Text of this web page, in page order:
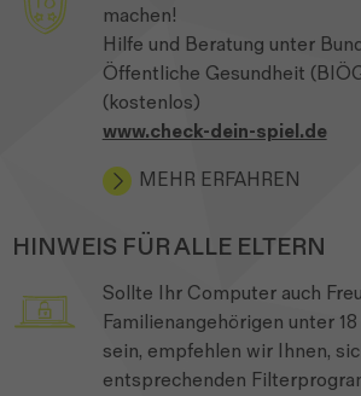
machen!
Hilfe und Beratung unter
Öffentliche Gesundheit
(kostenlos)
www.check-dein-spiel.de
MEHR ERFAHREN
HINWEIS FÜR ALLE ELTERN
Sollte Ihr Computer auch
Familienangehörigen unter
sein, empfehlen wir Ihnen,
entsprechenden